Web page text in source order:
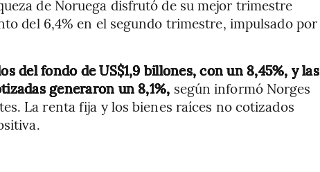
de Noruega disfrutó de su mejor trimestre
del 6,4% en el segundo trimestre, impulsado por
del fondo de US$1,9 billones, con un 8,45%, y las
generaron un 8,1%, según informó Norges
La renta fija y los bienes raíces no cotizados